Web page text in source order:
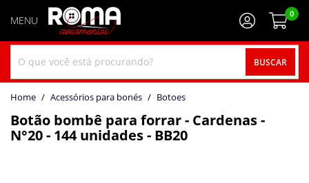
BUSCAR
0
home Acessórios para bonés botoes
Botão bombê para forrar - Cardenas -
N°20 - 144 unidades - BB20